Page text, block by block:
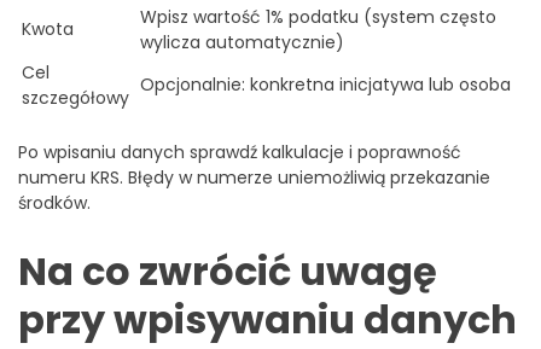
Kwota
Wpisz wartość 1% podatku (system często
wylicza automatycznie)
Cel
szczegółowy
Opcjonalnie: konkretna inicjatywa lub osoba
Po wpisaniu danych sprawdź kalkulacje i poprawność
numeru KRS. Błędy w numerze uniemożliwią przekazanie
środków.
Na co zwrócić uwagę
przy wpisywaniu danych